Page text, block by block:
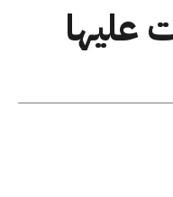
عليها